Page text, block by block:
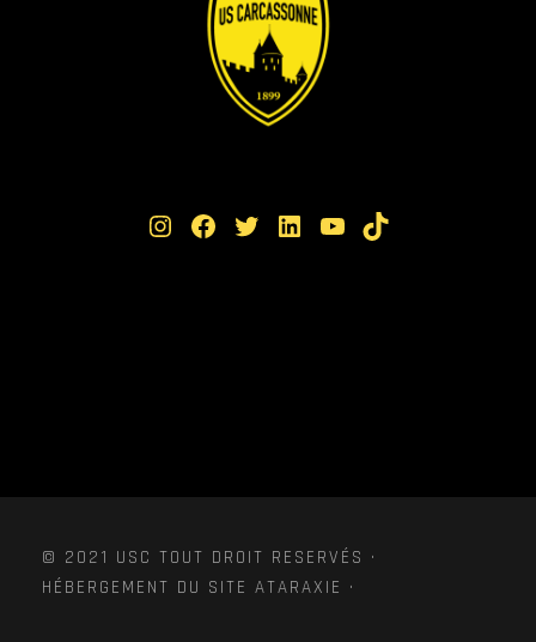
Instagram Facebook Twitter LinkedIn YouTube TikTok
© 2021 USC TOUT DROIT RESERVÉS ·
HÉBERGEMENT DU SITE ATARAXIE ·